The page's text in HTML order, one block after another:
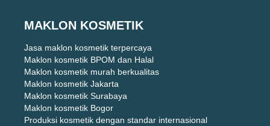
MAKLON KOSMETIK
Jasa maklon kosmetik terpercaya
Maklon kosmetik BPOM dan Halal
Maklon kosmetik murah berkualitas
Maklon kosmetik Jakarta
Maklon kosmetik Surabaya
Maklon kosmetik Bogor
Produksi kosmetik dengan standar internasional